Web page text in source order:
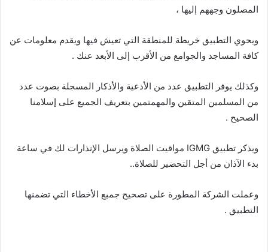
المصلون وجههم إليها ،
ويحوي التطبيق خريطة للمنطقة التي تعيش فيها ويقدم معلومات عن
كافة المساجد والجوامع من الأقرب إلى الأبعد عنك .
وكذلك يوفر التطبيق عدد من الأدعية والأذكار المسجلة بصوت عدد
من المسلمين المتقين والمهمتمين بتعريف الجميع على إسلامنا
الصحيح .
ويذكر تطبيق IGMG مواقيت الصلاة ويرسل الإنذارات لك في ساعة
بدء الآذان من أجل التحضير للصلاة..
وعملت الشركة المطورة على تصحيح جمبع الأخطاء التي تضمنها
التطبيق .